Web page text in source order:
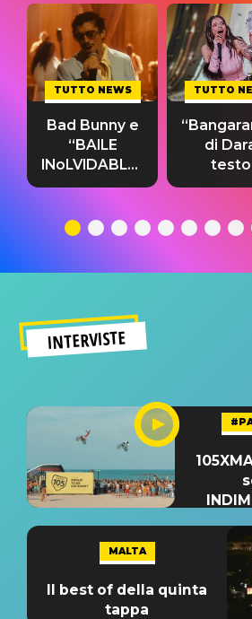
TUTTO NEWS
Bad Bunny e
“BAILE
INoLVIDABLE”:
testo,
significato
TUTTO
di
del
INTERVISTE
MALTA
Il best of della quinta
tappa